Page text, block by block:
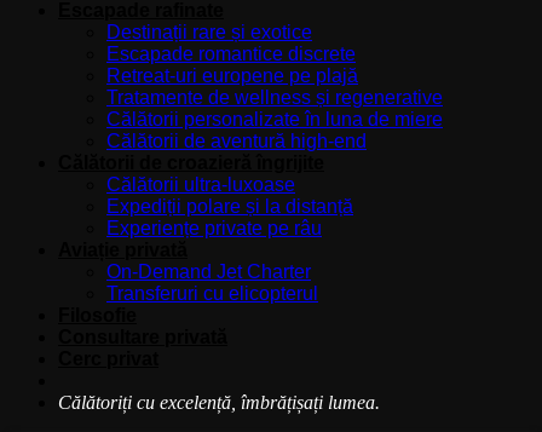
Destinații rare și exotice
Escapade romantice discrete
Retreat-uri europene pe plajă
Tratamente de wellness și regenerative
Călătorii personalizate în luna de miere
Călătorii de aventură high-end
Călătorii ultra-luxoase
Expediții polare și la distanță
Experiențe private pe râu
On-Demand Jet Charter
Transferuri cu elicopterul
Călătoriți cu excelență, îmbrățișați lumea.